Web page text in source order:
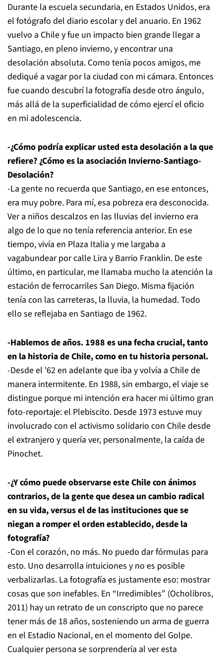
Durante la escuela secundaria, en Estados Unidos, era
el fotógrafo del diario escolar y del anuario. En 1962
vuelvo a Chile y fue un impacto bien grande llegar a
Santiago, en pleno invierno, y encontrar una
desolación absoluta. Como tenía pocos amigos, me
dediqué a vagar por la ciudad con mi cámara. Entonces
fue cuando descubrí la fotografía desde otro ángulo,
más allá de la superficialidad de cómo ejercí el oficio
en mi adolescencia.
-¿Cómo podría explicar usted esta desolación a la que
refiere? ¿Cómo es la asociación Invierno-Santiago-
Desolación?
-La gente no recuerda que Santiago, en ese entonces,
era muy pobre. Para mí, esa pobreza era desconocida.
Ver a niños descalzos en las lluvias del invierno era
algo de lo que no tenía referencia anterior. En ese
tiempo, vivía en Plaza Italia y me largaba a
vagabundear por calle Lira y Barrio Franklin. De este
último, en particular, me llamaba mucho la atención la
estación de ferrocarriles San Diego. Misma fijación
tenía con las carreteras, la lluvia, la humedad. Todo
ello se reflejaba en Santiago de 1962.
-Hablemos de años. 1988 es una fecha crucial, tanto
en la historia de Chile, como en tu historia personal.
-Desde el '62 en adelante que iba y volvía a Chile de
manera intermitente. En 1988, sin embargo, el viaje se
distingue porque mi intención era hacer mi último gran
foto-reportaje: el Plebiscito. Desde 1973 estuve muy
involucrado con el activismo solidario con Chile desde
el extranjero y quería ver, personalmente, la caída de
Pinochet.
-¿Y cómo puede observarse este Chile con ánimos
contrarios, de la gente que desea un cambio radical
en su vida, versus el de las instituciones que se
niegan a romper el orden establecido, desde la
fotografía?
-Con el corazón, no más. No puedo dar fórmulas para
esto. Uno desarrolla intuiciones y no es posible
verbalizarlas. La fotografía es justamente eso: mostrar
cosas que son inefables. En “Irredimibles” (Ocholibros,
2011) hay un retrato de un conscripto que no parece
tener más de 18 años, sosteniendo un arma de guerra
en el Estadio Nacional, en el momento del Golpe.
Cualquier persona se sorprendería al ver esta